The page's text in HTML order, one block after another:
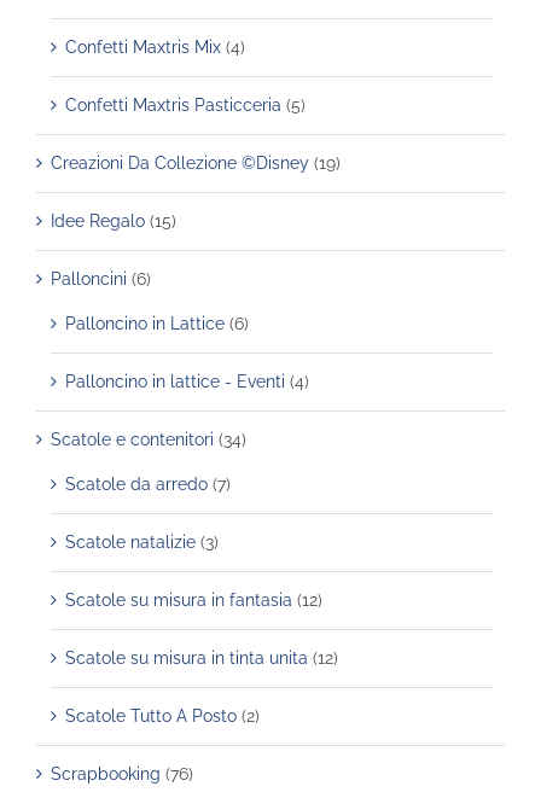
Confetti Maxtris Mix (4)
Confetti Maxtris Pasticceria (5)
Creazioni Da Collezione ©Disney (19)
Idee Regalo (15)
Palloncini (6)
Palloncino in Lattice (6)
Palloncino in lattice - Eventi (4)
Scatole e contenitori (34)
Scatole da arredo (7)
Scatole natalizie (3)
Scatole su misura in fantasia (12)
Scatole su misura in tinta unita (12)
Scatole Tutto A Posto (2)
Scrapbooking (76)